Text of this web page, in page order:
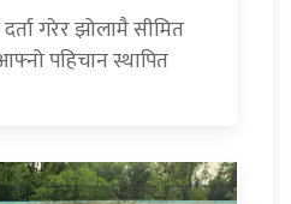
गरेर झोलामै सीमित
पहिचान स्थापित